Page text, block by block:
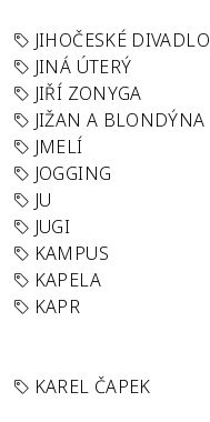
JIHOČESKÉ DIVADLO
JINÁ ÚTERÝ
JIŘÍ ZONYGA
JIŽAN A BLONDÝNA
JMELÍ
JOGGING
JU
JUGI
KAMPUS
KAPELA
KAPR
KAREL ČAPEK